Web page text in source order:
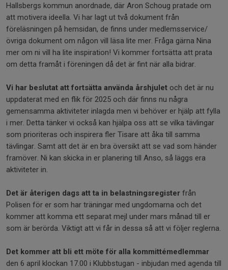
Hallsbergs kommun anordnade, där Aron Schoug pratade om
att motivera ideella. Vi har lagt ut två dokument från
föreläsningen på hemsidan, de finns under medlemsservice/
övriga dokument om någon vill läsa lite mer. Fråga gärna Nina
mer om ni vill ha lite inspiration! Vi kommer fortsätta att prata
om detta framåt i föreningen då det är fint när alla bidrar.
Vi har beslutat att fortsätta använda årshjulet och det är nu
uppdaterat med en flik för 2025 och där finns nu några
gemensamma aktiviteter inlagda men vi behöver er hjälp att fylla
i mer. Detta tänker vi också kan hjälpa oss att se vilka tävlingar
som prioriteras och inspirera fler Tisare att åka till samma
tävlingar. Samt att det är en bra översikt att se vad som händer
framöver. Ni kan skicka in er planering till Anso, så läggs era
aktiviteter in.
Det är återigen dags att ta in belastningsregister från
Polisen för er som har träningar med ungdomarna och det
kommer att komma ett separat mejl under mars månad till er
som är berörda. Viktigt att vi får in dessa så att vi följer reglerna.
Det kommer att bli ett möte för alla kommittémedlemmar
den 6 april klockan 17.00 i Klubbstugan - inbjudan med agenda till